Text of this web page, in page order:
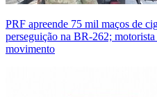
PRF apreende 75 mil maços de
perseguição na BR-262;
movimento